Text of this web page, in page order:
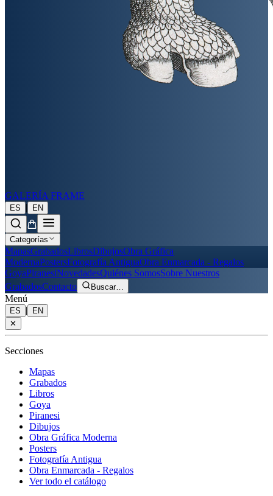
GALERÍA FRAME
ES | EN
Categorías
MapasGrabadosLibrosDibujosObra Gráfica
ModernaPostersFotografía AntiguaObra Enmarcada - Regalos
GoyaPiranesiNovedadesQuiénes SomosSobre Nuestros
GrabadosContacto Buscar…
Menú
ES |
EN
✕
Secciones
Mapas
Grabados
Libros
Goya
Piranesi
Dibujos
Obra Gráfica Moderna
Posters
Fotografía Antigua
Obra Enmarcada - Regalos
Ver todo el catálogo